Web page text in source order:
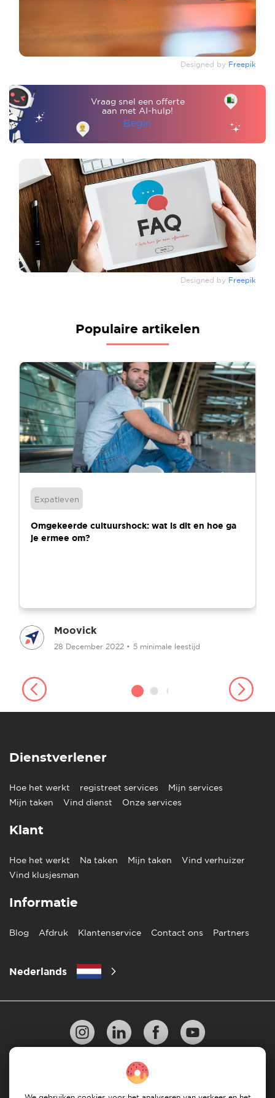
Designed by Freepik
Vraag snel een offerte
aan met AI-hulp!
Begin
Designed by Freepik
Populaire artikelen
Expatleven
Omgekeerde cultuurshock: wat is dit en hoe ga
je ermee om?
Moovick
28 December 2022 • 5 minimale leestijd
Dienstverlener
Hoe het werkt registreet services
Mijn services
Mijn taken
Vind dienst Onze services
Klant
Hoe het werkt Na taken Mijn taken
Vind verhuizer
Vind klusjesman
Informatie
Blog Afdruk Klantenservice Contact ons Partners
Nederlands
10 regels voor succesvol verhuizen